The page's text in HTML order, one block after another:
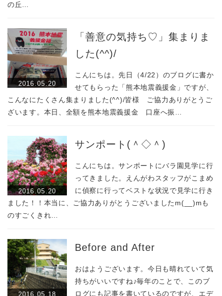
の丘…
2016.05.20
「善意の気持ち♡」集まりま
した(^^)/
こんにちは。先日（4/22）のブログに書か
せてもらった「熊本地震義援金」ですが、
こんなにたくさん集まりました(^^)/皆様 ご協力ありがとうご
ざいます。本日、全額を熊本地震義援金 口座へ振…
2016.05.20
サンポート(＾◇＾)
こんにちは。サンポートにバラ園見学に行
ってきました。えんがわスタッフがこまめ
に偵察に行ってベストな状況で見学に行き
ました！！本当に、ご協力ありがとうございましたm(__)mも
のすごくきれ…
2016.05.18
Before and After
おはようございます。今日も晴れていて気
持ちがいいですね♪毎年のことで、このブ
ログにも記事を書いているのですが、エデ